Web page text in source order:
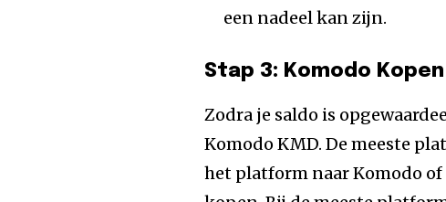
een nadeel kan zijn.
Stap 3: Komodo Kopen
Zodra je saldo is
Komodo KMD. De meeste
het platform naar Komodo